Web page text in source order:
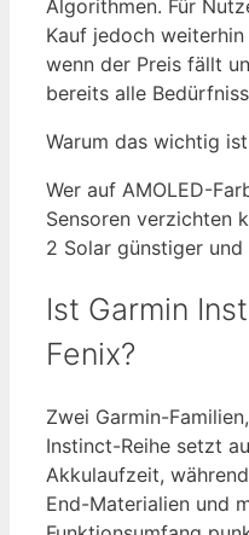
Algorithmen. Für
Kauf jedoch
wenn der Preis fällt
bereits alle
Warum das wichtig ist
Wer auf AMOLED-
Sensoren verzichten
2 Solar günstiger
Ist Garmin
Fenix?
Zwei Garmin-
Instinct-Reihe setzt
Akkulaufzeit,
End-Materialien und